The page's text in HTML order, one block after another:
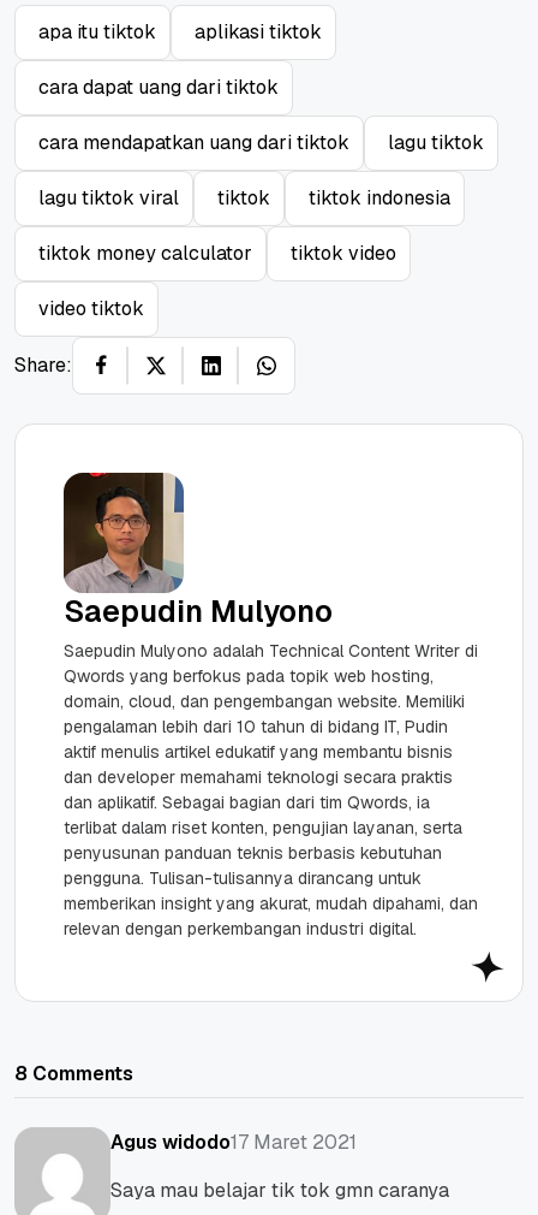
apa itu tiktok aplikasi tiktok
cara dapat uang dari tiktok
cara mendapatkan uang dari tiktok lagu tiktok
lagu tiktok viral tiktok tiktok indonesia
tiktok money calculator tiktok video
video tiktok
Share:
Saepudin Mulyono
Saepudin Mulyono adalah Technical Content Writer di
Qwords yang berfokus pada topik web hosting,
domain, cloud, dan pengembangan website. Memiliki
pengalaman lebih dari 10 tahun di bidang IT, Pudin
aktif menulis artikel edukatif yang membantu bisnis
dan developer memahami teknologi secara praktis
dan aplikatif. Sebagai bagian dari tim Qwords, ia
terlibat dalam riset konten, pengujian layanan, serta
penyusunan panduan teknis berbasis kebutuhan
pengguna. Tulisan-tulisannya dirancang untuk
memberikan insight yang akurat, mudah dipahami, dan
relevan dengan perkembangan industri digital.
8 Comments
Agus widodo17 Maret 2021
Saya mau belajar tik tok gmn caranya